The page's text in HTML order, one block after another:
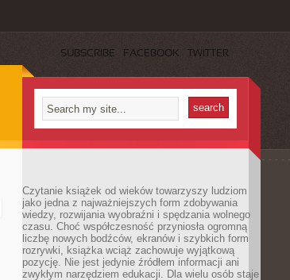
SUBSCRIBE FACEBOOK TWITTER
Czytanie książek od wieków towarzyszy ludziom
jako jedna z najważniejszych form zdobywania
wiedzy, rozwijania wyobraźni i spędzania wolnego
czasu. Choć współczesność przyniosła ogromną
liczbę nowych bodźców, ekranów i szybkich form
rozrywki, książka wciąż zachowuje wyjątkową
pozycję. Nie jest jedynie źródłem informacji ani
zwykłym narzędziem edukacji. Dla wielu osób staje